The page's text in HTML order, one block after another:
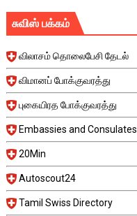
சுவிஸ் பக்கம்
விலாசம் தொலைபேசி தேடல்
விமானப் போக்குவரத்து
புகையிரத போக்குவரத்து
Embassies and Consulates
20Min
Autoscout24
Tamil Swiss Directory